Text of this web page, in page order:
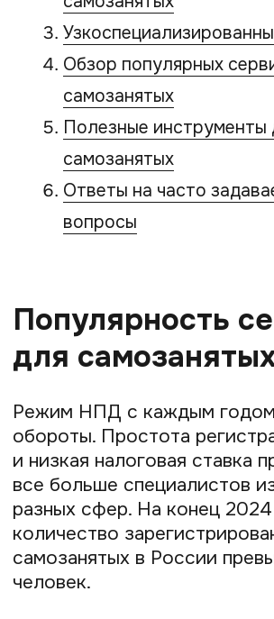
популярность набирают цифровые
сервисы для самозанятых. Они берут
на себя рутину: автоматически создают
и отправляют чеки, помогают принимать
платежи от клиентов, вести учёт
и хранить документы. Благодаря этому
самозанятые могут сосредоточиться
на работе с клиентами и развитии своих
В 2024—2026 годах тренд
на использование таких инструментов
только усилился. Сегодня наличие
удобного цифрового помощника — это
Общие категории
сервисов для
Весь спектр цифровых помощников
можно условно разделить на несколько
крупных категорий в зависимости
от задач, которые они решают.
Понимание этой классификации
поможет вам быстрее найти нужный
инструмент.
Платежи и отчётность